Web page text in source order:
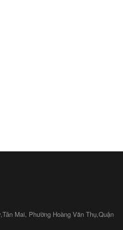
Mai, Phường Hoàng Văn Thụ,Quận